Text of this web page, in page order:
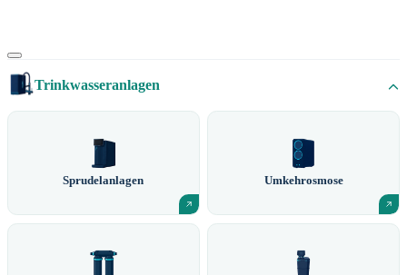
Trinkwasseranlagen
Sprudelanlagen Umkehrosmose